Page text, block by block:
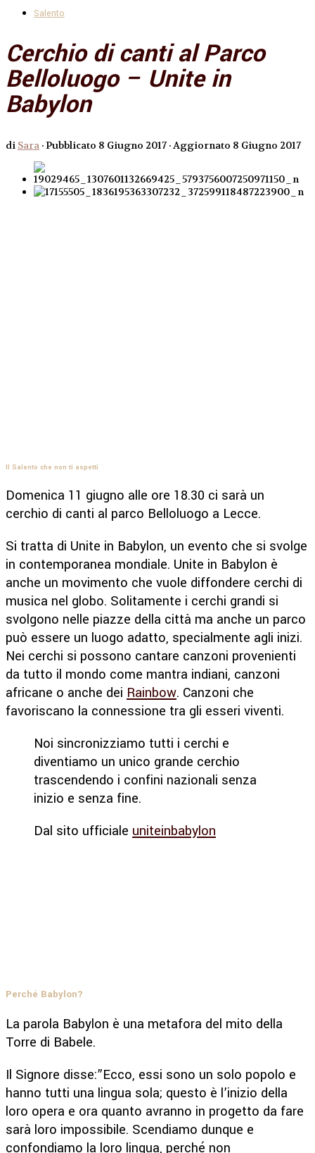
Salento
Cerchio di canti al Parco
Belloluogo – Unite in
Babylon
di Sara · Pubblicato 8 Giugno 2017 · Aggiornato 8 Giugno 2017
Il Salento che non ti aspetti
Domenica 11 giugno alle ore 18.30 ci sarà un
cerchio di canti al parco Belloluogo a Lecce.
Si tratta di Unite in Babylon, un evento che si svolge
in contemporanea mondiale. Unite in Babylon è
anche un movimento che vuole diffondere cerchi di
musica nel globo. Solitamente i cerchi grandi si
svolgono nelle piazze della città ma anche un parco
può essere un luogo adatto, specialmente agli inizi.
Nei cerchi si possono cantare canzoni provenienti
da tutto il mondo come mantra indiani, canzoni
africane o anche dei Rainbow. Canzoni che
favoriscano la connessione tra gli esseri viventi.
Noi sincronizziamo tutti i cerchi e
diventiamo un unico grande cerchio
trascendendo i confini nazionali senza
inizio e senza fine.
Dal sito ufficiale uniteinbabylon
Perché Babylon?
La parola Babylon è una metafora del mito della
Torre di Babele.
Il Signore disse:”Ecco, essi sono un solo popolo e
hanno tutti una lingua sola; questo è l’inizio della
loro opera e ora quanto avranno in progetto da fare
sarà loro impossibile. Scendiamo dunque e
confondiamo la loro lingua, perché non